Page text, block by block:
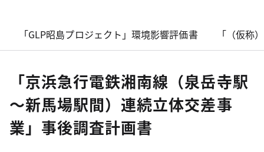
「GLP昭島プロジェクト」環境影響評価書 「（仮称
「京浜急行電鉄湘南線（泉岳寺駅
～新馬場駅間）連続立体交差事
業」事後調査計画書